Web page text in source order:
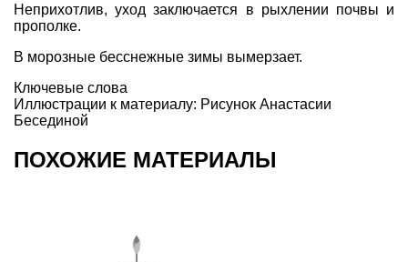
Неприхотлив, уход заключается в рыхлении почвы и
прополке.
В морозные бесснежные зимы вымерзает.
Ключевые слова
Иллюстрации к материалу: Рисунок Анастасии
Бесединой
ПОХОЖИЕ МАТЕРИАЛЫ